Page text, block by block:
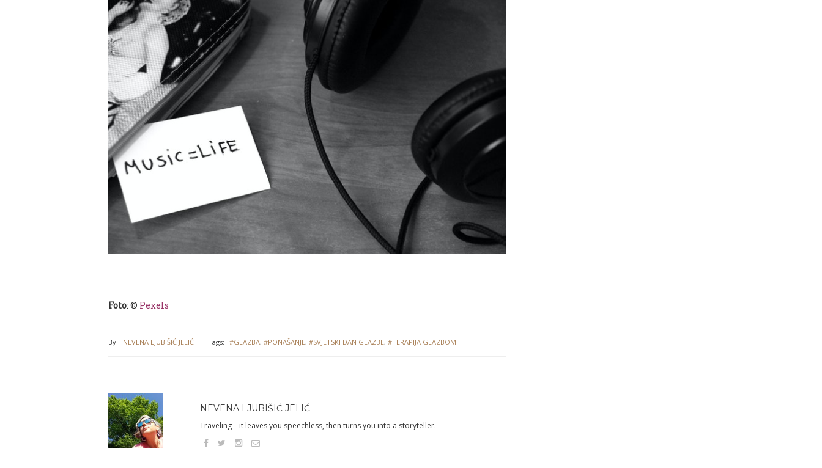
Foto: © Pexels
By: NEVENA LJUBIŠIĆ JELIĆ Tags: #GLAZBA, #PONAŠANJE, #SVJETSKI DAN GLAZBE, #TERAPIJA GLAZBOM
NEVENA LJUBIŠIĆ JELIĆ
Traveling – it leaves you speechless, then turns you into a storyteller.